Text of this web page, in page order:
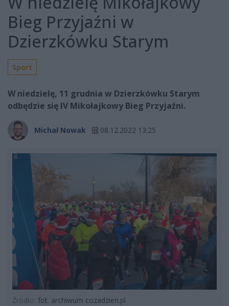
Bieg Przyjaźni w
Dzierzkówku Starym
Sport
W niedzielę, 11 grudnia w Dzierzkówku Starym
odbędzie się IV Mikołajkowy Bieg Przyjaźni.
Michał Nowak 08.12.2022 13:25
Źródło: fot. archiwum cozadzien.pl